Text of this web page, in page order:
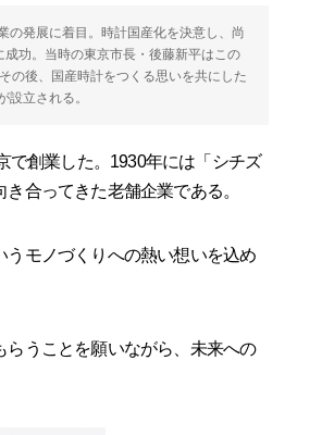
の発展に着目。時計国産化を決意し、尚
功。当時の東京市長・後藤新平はこの
の後、国産時計をつくる思いを共にした
立される。
で創業した。1930年には「シチズ
合ってきた老舗企業である。
モノづくりへの熱い想いを込め
らうことを願いながら、未来への